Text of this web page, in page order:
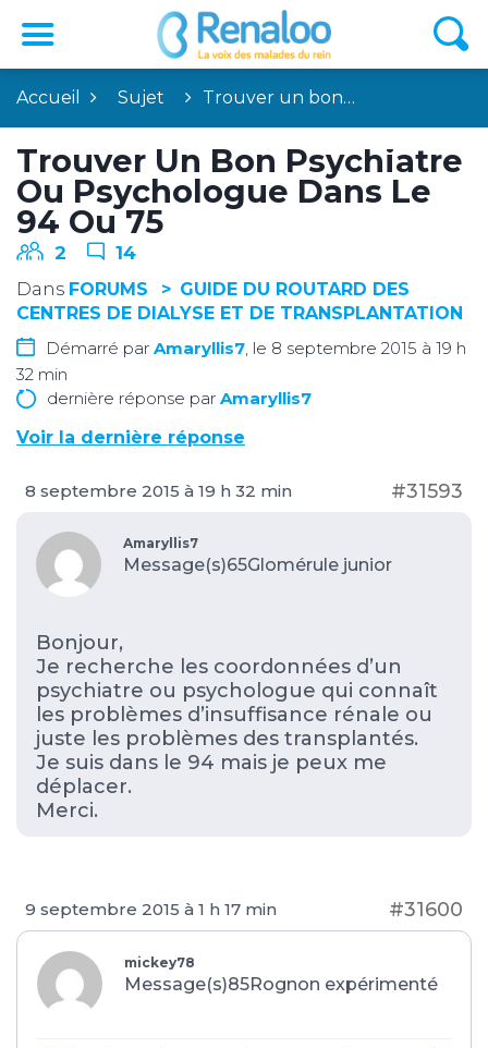
Accueil Sujet Trouver un bon…
Trouver Un Bon Psychiatre
Ou Psychologue Dans Le
94 Ou 75
2 14
Dans FORUMS
GUIDE DU ROUTARD DES
CENTRES DE DIALYSE ET DE TRANSPLANTATION
Démarré par Amaryllis7 , le 8 septembre 2015 à 19 h
32 min
dernière réponse par Amaryllis7
Voir la dernière réponse
8 septembre 2015 à 19 h 32 min #31593
Amaryllis7
Message(s)65Glomérule junior
Bonjour,
Je recherche les coordonnées d’un
psychiatre ou psychologue qui connaît
les problèmes d’insuffisance rénale ou
juste les problèmes des transplantés.
Je suis dans le 94 mais je peux me
déplacer.
Merci.
9 septembre 2015 à 1 h 17 min #31600
mickey78
Message(s)85Rognon expérimenté